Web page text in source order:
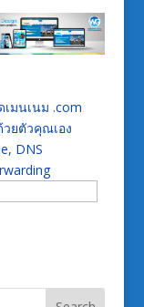
มนเนม .com
ยตัวคุณเอง
DNS